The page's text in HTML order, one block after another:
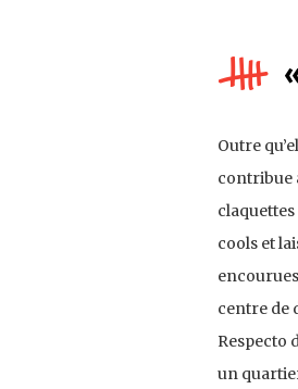
Outre
contribue
cools et
centre de
Respecto
un